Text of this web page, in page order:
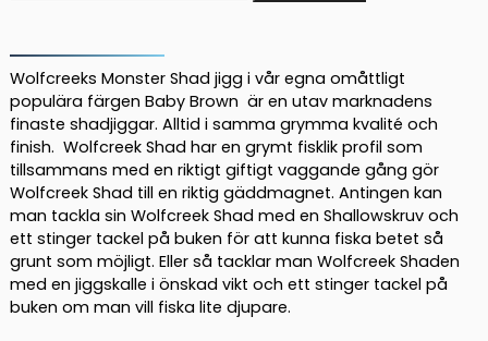
Wolfcreeks Monster Shad jigg i vår egna omåttligt
populära färgen Baby Brown är en utav marknadens
finaste shadjiggar. Alltid i samma grymma kvalité och
finish. Wolfcreek Shad har en grymt fisklik profil som
tillsammans med en riktigt giftigt vaggande gång gör
Wolfcreek Shad till en riktig gäddmagnet. Antingen kan
man tackla sin Wolfcreek Shad med en Shallowskruv och
ett stinger tackel på buken för att kunna fiska betet så
grunt som möjligt. Eller så tacklar man Wolfcreek Shaden
med en jiggskalle i önskad vikt och ett stinger tackel på
buken om man vill fiska lite djupare.